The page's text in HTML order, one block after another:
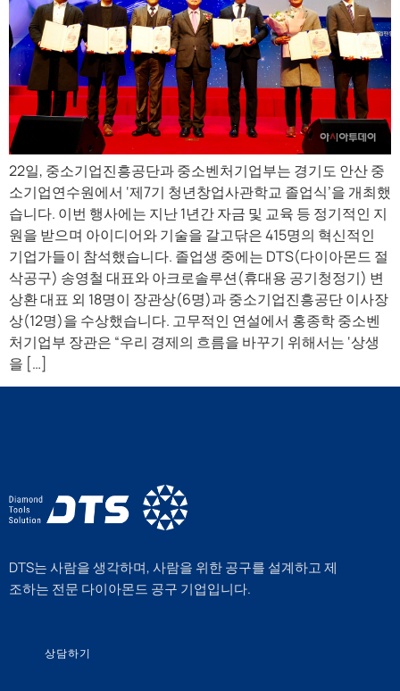
22일, 중소기업진흥공단과 중소벤처기업부는 경기도 안산 중
소기업연수원에서 ‘제7기 청년창업사관학교 졸업식’을 개최했
습니다. 이번 행사에는 지난 1년간 자금 및 교육 등 정기적인 지
원을 받으며 아이디어와 기술을 갈고닦은 415명의 혁신적인
기업가들이 참석했습니다. 졸업생 중에는 DTS(다이아몬드 절
삭공구) 송영철 대표와 아크로솔루션(휴대용 공기청정기) 변
상환 대표 외 18명이 장관상(6명)과 중소기업진흥공단 이사장
상(12명)을 수상했습니다. 고무적인 연설에서 홍종학 중소벤
처기업부 장관은 “우리 경제의 흐름을 바꾸기 위해서는 ‘상생
을 […]
DTS는 사람을 생각하며, 사람을 위한 공구를 설계하고 제
조하는 전문 다이아몬드 공구 기업입니다.
상담하기